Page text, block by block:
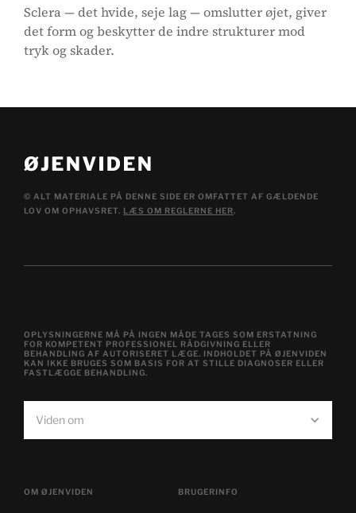
Sclera — det hvide, seje lag — omslutter øjet, giver
det form og beskytter de indre strukturer mod
tryk og skader.
© ALT MATERIALE PÅ DENNE SIDE ER OMFATTET AF GÆLDENDE
LOV OM OPHAVSRET. LÆS OM REGLERNE HER.
Viden om
OPLYSNINGERNE MÅ PÅ INGEN MÅDE TAGES SOM ERSTATNING
FOR KOMPETENT PROFESSIONEL RÅDGIVNING ELLER
BEHANDLING AF AUTORISERET LÆGE. INDHOLDET PÅ ØJENVIDEN
KAN IKKE BRUGES SOM BASIS FOR AT STILLE DIAGNOSER ELLER
FASTLÆGGE BEHANDLING.
OM ØJENVIDEN BRUGERINFO